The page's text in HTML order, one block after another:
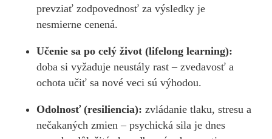
prevziať zodpovednosť za výsledky je
nesmierne cenená.
Učenie sa po celý život (lifelong learning):
doba si vyžaduje neustály rast – zvedavosť a
ochota učiť sa nové veci sú výhodou.
Odolnosť (resiliencia):zvládanie tlaku, stresu a
nečakaných zmien – psychická sila je dnes